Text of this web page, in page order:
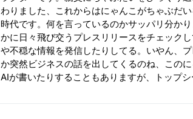
わりました、これからはにゃんこがちゃぶだ
時代です。何を言っているのかサッパリ分か
かに日々飛び交うプレスリリースをチェック
や不穏な情報を発信したりしてる。いやん、
か突然ビジネスの話を出してくるのね、この
AIが書いたりすることもありますが、トップシ